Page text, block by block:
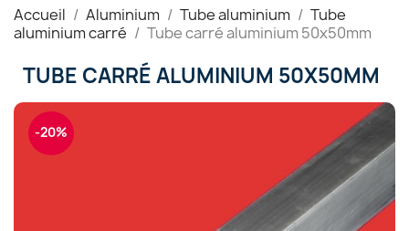
Accueil Aluminium Tube aluminium
Tube
aluminium carré
Tube carré aluminium 50x50mm
TUBE CARRÉ ALUMINIUM 50X50MM
-20%